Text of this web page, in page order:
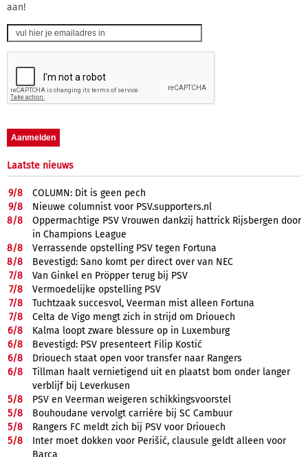
aan!
Laatste nieuws
9/8
COLUMN: Dit is geen pech
9/8
Nieuwe columnist voor PSV.supporters.nl
8/8
Oppermachtige PSV Vrouwen dankzij hattrick Rijsbergen door
in Champions League
8/8
Verrassende opstelling PSV tegen Fortuna
8/8
Bevestigd: Sano komt per direct over van NEC
7/8
Van Ginkel en Pröpper terug bij PSV
7/8
Vermoedelijke opstelling PSV
7/8
Tuchtzaak succesvol, Veerman mist alleen Fortuna
7/8
Celta de Vigo mengt zich in strijd om Driouech
6/8
Kalma loopt zware blessure op in Luxemburg
6/8
Bevestigd: PSV presenteert Filip Kostić
6/8
Driouech staat open voor transfer naar Rangers
6/8
Tillman haalt vernietigend uit en plaatst bom onder langer
verblijf bij Leverkusen
5/8
PSV en Veerman weigeren schikkingsvoorstel
5/8
Bouhoudane vervolgt carrière bij SC Cambuur
5/8
Rangers FC meldt zich bij PSV voor Driouech
5/8
Inter moet dokken voor Perišić, clausule geldt alleen voor
Barça